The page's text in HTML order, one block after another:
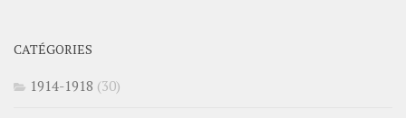
CATÉGORIES
1914-1918 (30)